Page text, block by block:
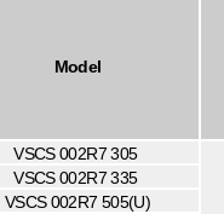
Model
VSCS 002R7 305
VSCS 002R7 335
VSCS 002R7 505(U)